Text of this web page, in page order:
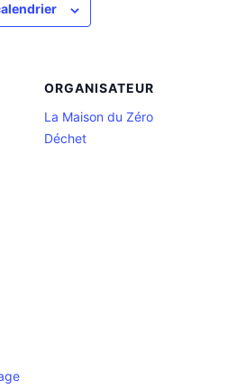
ORGANISATEUR
La Maison du Zéro
Déchet